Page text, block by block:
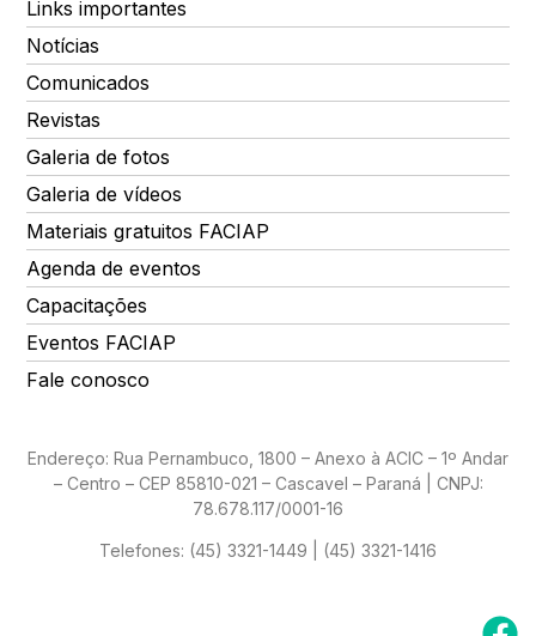
Links importantes
Notícias
Comunicados
Revistas
Galeria de fotos
Galeria de vídeos
Materiais gratuitos FACIAP
Agenda de eventos
Capacitações
Eventos FACIAP
Fale conosco
Endereço: Rua Pernambuco, 1800 – Anexo à ACIC – 1º Andar
– Centro – CEP 85810-021 – Cascavel – Paraná | CNPJ:
78.678.117/0001-16
Telefones: (45) 3321-1449 | (45) 3321-1416